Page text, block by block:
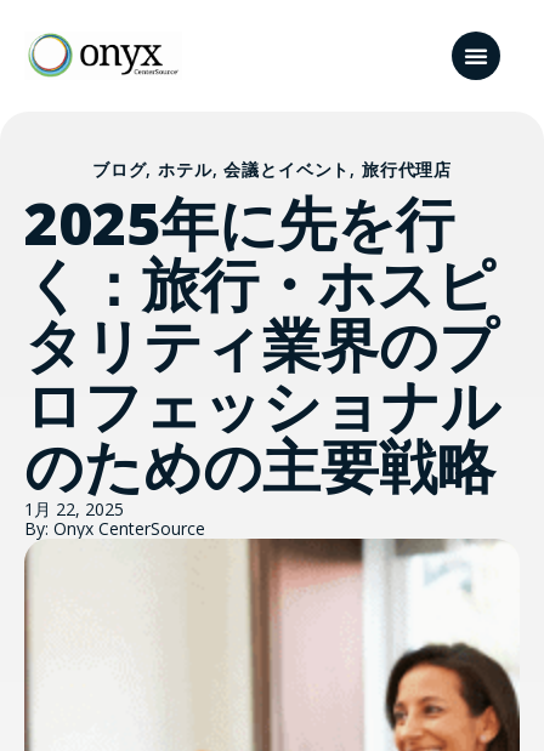
ブログ,ホテル,会議とイベント , 旅行代理店
2025年に先を行
く：旅行・ホスピ
タリティ業界のプ
ロフェッショナル
のための主要戦略
1月 22, 2025
By: Onyx CenterSource